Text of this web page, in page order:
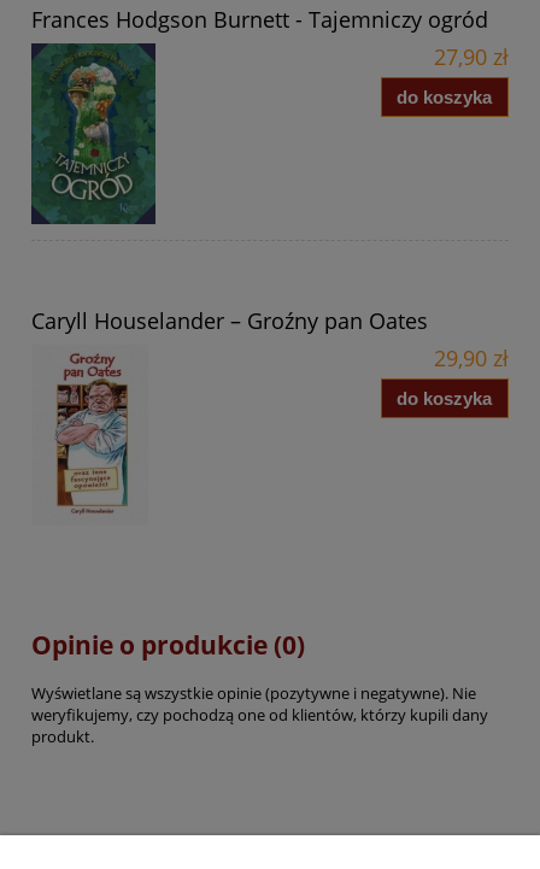
Frances Hodgson Burnett - Tajemniczy ogród
27,90 zł
do koszyka
Caryll Houselander – Groźny pan Oates
29,90 zł
do koszyka
Opinie o produkcie (0)
Wyświetlane są wszystkie opinie (pozytywne i negatywne). Nie
weryfikujemy, czy pochodzą one od klientów, którzy kupili dany
produkt.